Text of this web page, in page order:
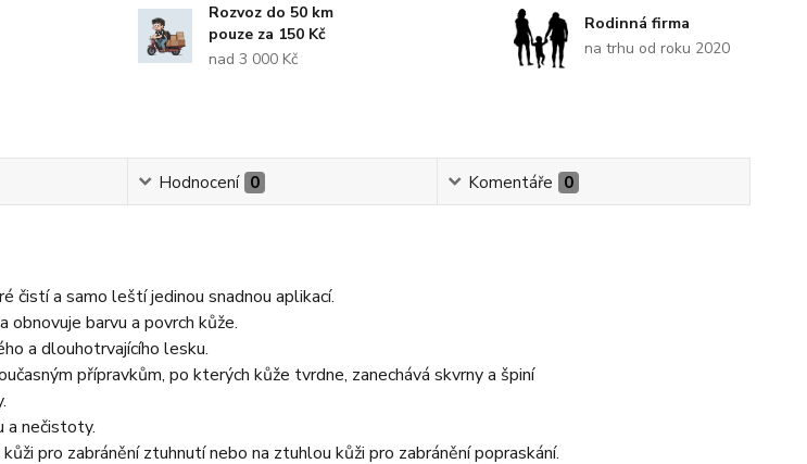
Rozvoz do 50 km
pouze za 150 Kč
nad 3 000 Kč
Rodinná firma
na trhu od roku 2020
Hodnocení 0 Komentáře 0
čistí a samo leští jedinou snadnou aplikací.
obnovuje barvu a povrch kůže.
a dlouhotrvajícího lesku.
přípravkům, po kterých kůže tvrdne, zanechává skvrny a špiní
a nečistoty.
pro zabránění ztuhnutí nebo na ztuhlou kůži pro zabránění popraskání.